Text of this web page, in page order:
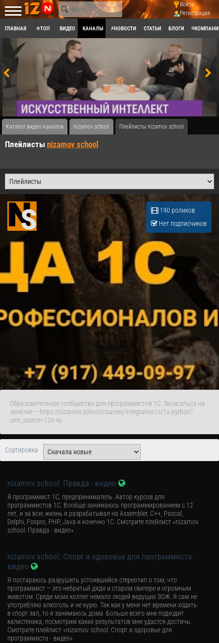
Войти
Регистрация
ГЛАВНАЯ ⭐ТОП ВИДЕО КАНАЛЫ ⚡НОВОСТИ СТАТЬИ БЛОГИ
Каталог видео каналов nizamov school Плейлисты nizamov school
Плейлисты nizamov school
190 роликов
Нет подписчиков
Образовательное сообщество для программистов 1С. Записаться на
занятие — https://nizamov.school/courses/integration1s/1s-python?
utm_source=12n-ru
Сортировка
nizamov school: Правда - видео
Я программист 1С, предприниматель. Автор курсов для
программистов 1С. Вообще занимаюсь программированием с 12
лет, и за всю жизнь я разрабатывал на Assembler, C++, Pascal,
Delphi, Foxpro, PHP, Java и конечно 1С. Смотрите плейлист «nizamov
school: Правда - видео»
nizamov school: Спорт и здоровье для программиста -
видео
Я постараюсь разрушить устоявшийся стереотип о том, что
программист — это небритый дядя и старом свитере и огромным
животом. Среди моих коллег немало людей ведущих ЗОЖ. Я сам не
употребляю алкоголь и не курю. Так как у меня нет времени ходить
в спорт зал, то я занимаюсь дома. Больше всего мне подходит
калистеника, посмотрим каких результатов мне удастся достичь.
Смотрите плейлист «nizamov school: Спорт и здоровье для
программиста - видео»